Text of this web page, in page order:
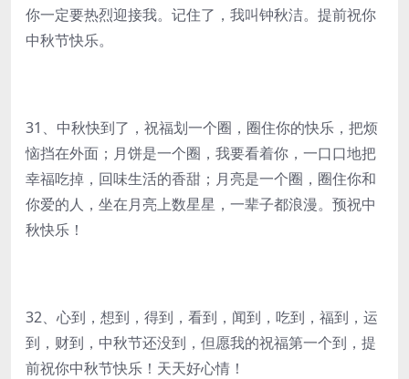
你一定要热烈迎接我。记住了，我叫钟秋洁。提前祝你
中秋节快乐。
31、中秋快到了，祝福划一个圈，圈住你的快乐，把烦
恼挡在外面；月饼是一个圈，我要看着你，一口口地把
幸福吃掉，回味生活的香甜；月亮是一个圈，圈住你和
你爱的人，坐在月亮上数星星，一辈子都浪漫。预祝中
秋快乐！
32、心到，想到，得到，看到，闻到，吃到，福到，运
到，财到，中秋节还没到，但愿我的祝福第一个到，提
前祝你中秋节快乐！天天好心情！